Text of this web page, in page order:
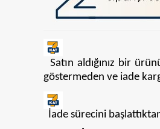
Satın aldığınız bir
göstermeden ve iade
İade sürecini